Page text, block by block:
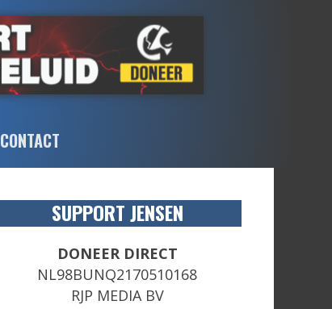
CONTACT
SUPPORT JENSEN
DONEER DIRECT
NL98BUNQ2170510168
RJP MEDIA BV